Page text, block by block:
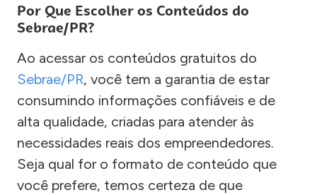
Por Que Escolher os Conteúdos do
Sebrae/PR?
Ao acessar os conteúdos gratuitos do
Sebrae/PR, você tem a garantia de estar
consumindo informações confiáveis e de
alta qualidade, criadas para atender às
necessidades reais dos empreendedores.
Seja qual for o formato de conteúdo que
você prefere, temos certeza de que